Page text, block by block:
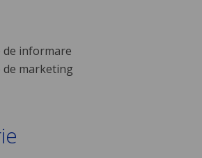
de informare
de marketing